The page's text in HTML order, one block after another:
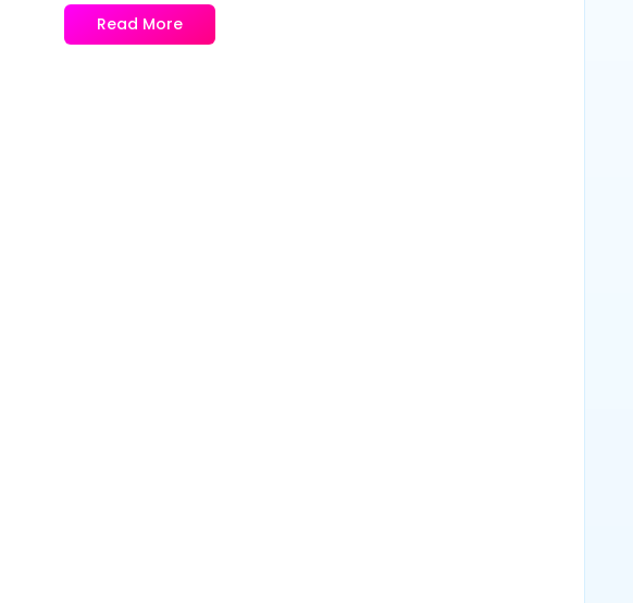
Read More